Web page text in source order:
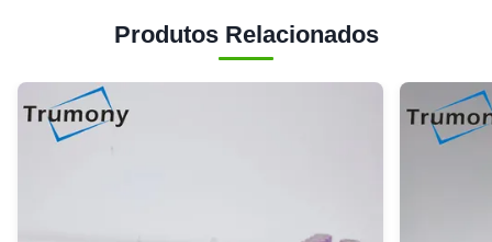
Produtos Relacionados